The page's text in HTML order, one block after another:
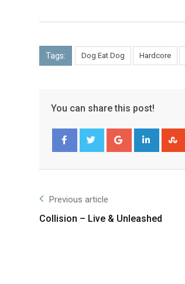
Tags: Dog Eat Dog Hardcore
You can share this post!
Previous article
Collision – Live & Unleashed